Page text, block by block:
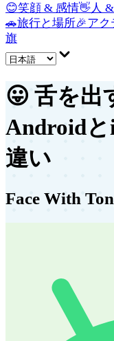
😊笑顔 & 感情👋 人
🚗旅行と場所🎉アク
旗
😛 舌を出
Androidと
違い
Face With